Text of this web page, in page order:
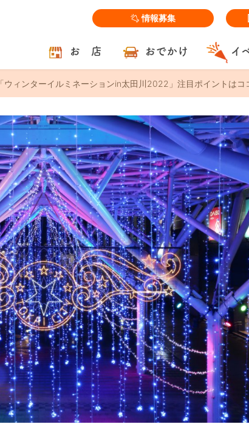
情報募集
お 店 おでかけ イ
「ウィンターイルミネーションin太田川2022」注目ポイントはコ